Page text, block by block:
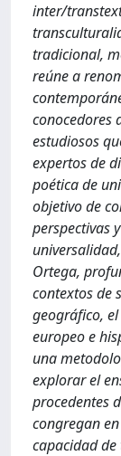
inter/
tradicional,
reúne a
conocedores
estudiosos
expertos de
poética de
objetivo de
perspectivas
Ortega,
contextos de
geográfico,
europeo e
una
explorar el
procedentes
congregan
capacidad